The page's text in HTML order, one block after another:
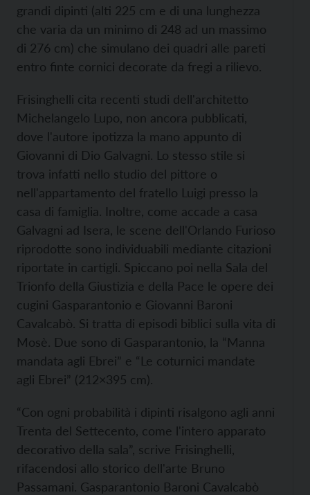
grandi dipinti (alti 225 cm e di una lunghezza
che varia da un minimo di 248 ad un massimo
di 276 cm) che simulano dei quadri alle pareti
entro finte cornici decorate da fregi a rilievo.
Frisinghelli cita recenti studi dell'architetto
Michelangelo Lupo, non ancora pubblicati,
dove l'autore ipotizza la mano appunto di
Giovanni di Dio Galvagni. Lo stesso stile si
trova infatti nello studio del pittore o
nell'appartamento del fratello Luigi presso la
casa di famiglia. Inoltre, come accade a casa
Galvagni ad Isera, le scene dell'Orlando Furioso
riprodotte sono individuabili mediante citazioni
riportate in cartigli. Spiccano poi nella Sala del
Trionfo della Giustizia e della Pace le opere dei
cugini Gasparantonio e Giovanni Baroni
Cavalcabò. Si tratta di episodi biblici sulla vita di
Mosè. Due sono di Gasparantonio, la “Manna
mandata agli Ebrei” e “Le coturnici mandate
agli Ebrei” (212×395 cm).
“Con ogni probabilità i dipinti risalgono agli anni
Trenta del Settecento, come l'intero apparato
decorativo della sala”, scrive Frisinghelli,
rifacendosi allo storico dell'arte Bruno
Passamani. Gasparantonio Baroni Cavalcabò